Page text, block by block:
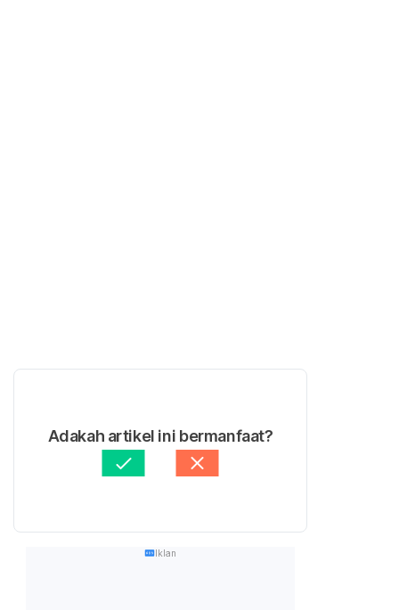
Adakah artikel ini bermanfaat?
Iklan